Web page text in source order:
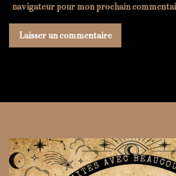
navigateur pour mon prochain